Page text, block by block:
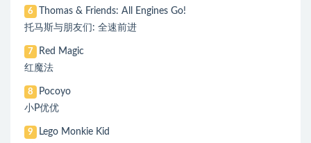
6
Thomas & Friends: All Engines Go!
托马斯与朋友们: 全速前进
7
Red Magic
红魔法
8
Pocoyo
小P优优
9
Lego Monkie Kid